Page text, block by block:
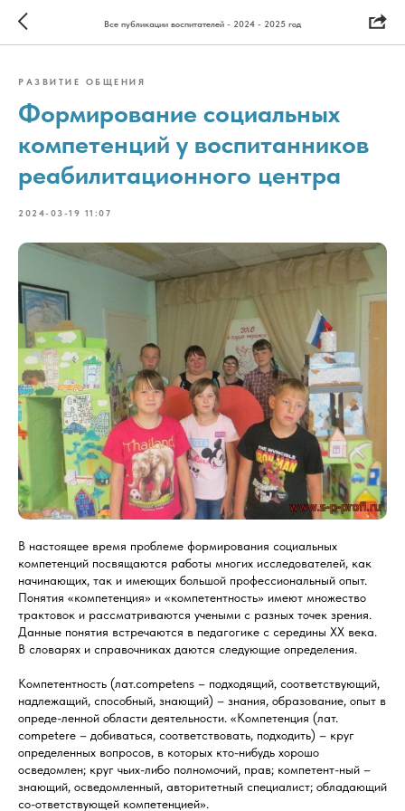
Все публикации воспитателей - 2024 - 2025 год
РАЗВИТИЕ ОБЩЕНИЯ
Формирование социальных
компетенций у воспитанников
реабилитационного центра
2024-03-19 11:07
В настоящее время проблеме формирования социальных
компетенций посвящаются работы многих исследователей, как
начинающих, так и имеющих большой профессиональный опыт.
Понятия «компетенция» и «компетентность» имеют множество
трактовок и рассматриваются учеными с разных точек зрения.
Данные понятия встречаются в педагогике с середины ХХ века.
В словарях и справочниках даются следующие определения.
Компетентность (лат.сompetens – подходящий, соответствующий,
надлежащий, способный, знающий) – знания, образование, опыт в
опреде-ленной области деятельности. «Компетенция (лат.
сompetere – добиваться, соответствовать, подходить) – круг
определенных вопросов, в которых кто-нибудь хорошо
осведомлен; круг чьих-либо полномочий, прав; компетент-ный –
знающий, осведомленный, авторитетный специалист; обладающий
со-ответствующей компетенцией».